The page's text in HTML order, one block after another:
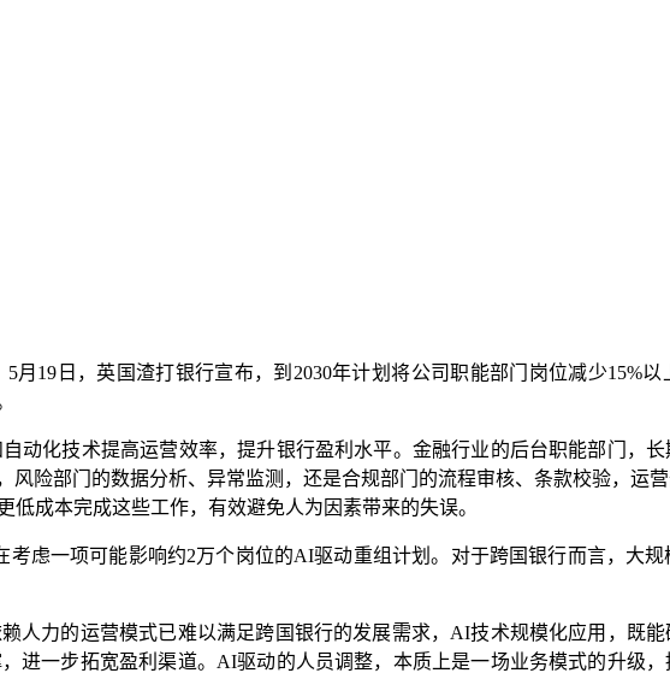
日，英国渣打银行宣布，到2030年计划将公司职能部门岗位减少15%以
化技术提高运营效率，提升银行盈利水平。金融行业的后台职能部门，长
险部门的数据分析、异常监测，还是合规部门的流程审核、条款校验，运
成本完成这些工作，有效避免人为因素带来的失误。
一项可能影响约2万个岗位的AI驱动重组计划。对于跨国银行而言，大
力的运营模式已难以满足跨国银行的发展需求，AI技术规模化应用，既能
进一步拓宽盈利渠道。AI驱动的人员调整，本质上是一场业务模式的升级